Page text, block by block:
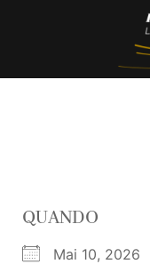
QUANDO
Mai 10, 2026